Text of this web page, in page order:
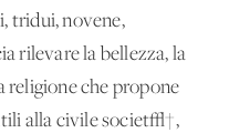
tridui, novene,
rilevare la bellezza, la
religione che propone
alla civile societ√†,